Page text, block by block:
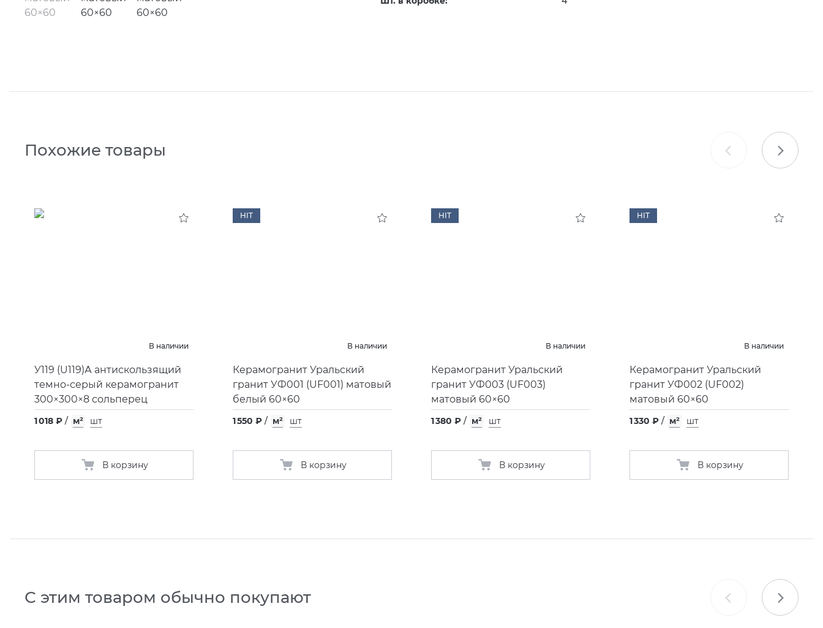
Похожие товары
В наличии
У119 (U119)А антискользящий
темно-серый керамогранит
300×300×8 сольперец
1 018 ₽ / м² шт
В корзину
HIT
В наличии
Керамогранит Уральский
гранит УФ001 (UF001) матовый
белый 60×60
1 550 ₽ / м² шт
В корзину
HIT
В наличии
Керамогранит Уральский
гранит УФ003 (UF003)
матовый 60×60
1 380 ₽ / м² шт
В корзину
HIT
В наличии
Керамогранит Уральский
гранит УФ002 (UF002)
матовый 60×60
1 330 ₽ / м² шт
В корзину
С этим товаром обычно покупают